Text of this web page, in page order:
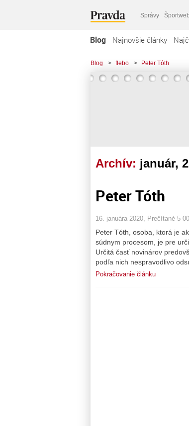
Správy Športweb
Blog Najnovšie články
Blog > flebo > Peter Tóth
Archív: január,
Peter Tóth
16. januára 2020, Prečítané 5
Peter Tóth, osoba, ktorá je
súdnym procesom, je pre
Určitá časť novinárov
podľa nich nespravodlivo
Pokračovanie článku